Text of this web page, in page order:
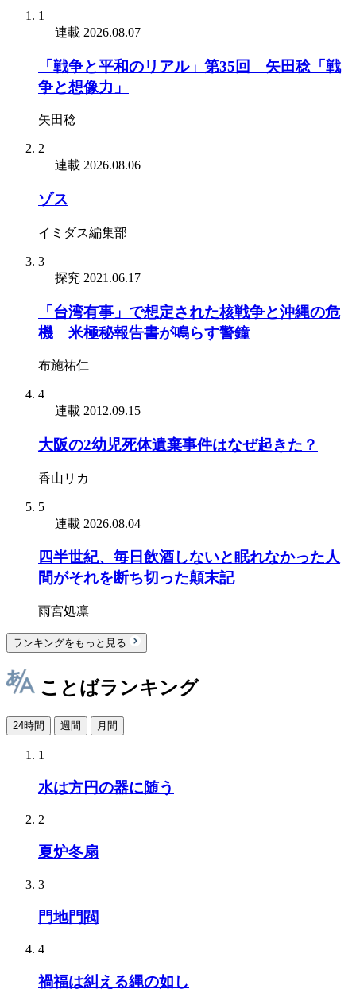
1
連載 2026.08.07
「戦争と平和のリアル」第35回 矢田稔「戦
争と想像力」
矢田稔
2
連載 2026.08.06
ゾス
イミダス編集部
3
探究 2021.06.17
「台湾有事」で想定された核戦争と沖縄の危
機 米極秘報告書が鳴らす警鐘
布施祐仁
4
連載 2012.09.15
大阪の2幼児死体遺棄事件はなぜ起きた？
香山リカ
5
連載 2026.08.04
四半世紀、毎日飲酒しないと眠れなかった人
間がそれを断ち切った顛末記
雨宮処凛
ランキングをもっと見る
ことばランキング
24時間 週間 月間
1
水は方円の器に随う
2
夏炉冬扇
3
門地門閥
4
禍福は糾える縄の如し